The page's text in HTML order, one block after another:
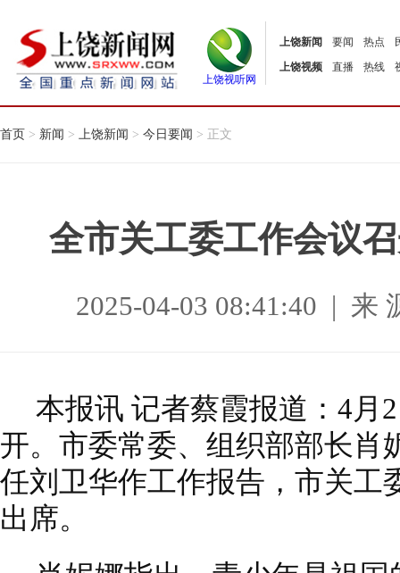
上饶视听网
上饶新闻 要闻 热点
上饶视频
直播 热线
首页 > 新闻 > 上饶新闻 > 今日要闻 > 正文
全市关工委工作会议
2025-04-03 08:41:40 | 来
本报讯 记者蔡霞报道：4月
开。市委常委、组织部部长肖
任刘卫华作工作报告，市关工
出席。